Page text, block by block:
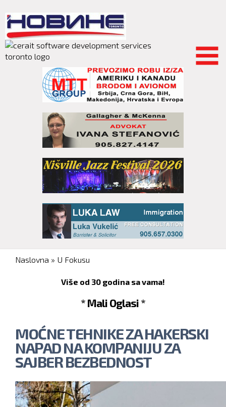
main
content
You are here
Naslovna » U Fokusu
Više od 30 godina sa vama!
* Mali Oglasi *
MOĆNE TEHNIKE ZA HAKERSKI
NAPAD NA KOMPANIJU ZA
SAJBER BEZBEDNOST